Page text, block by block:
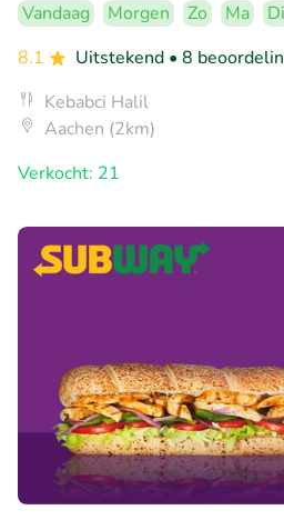
Vandaag Morgen Zo Ma Di
8.1
Uitstekend • 8
Kebabci Halil
Aachen (2km)
Verkocht: 21